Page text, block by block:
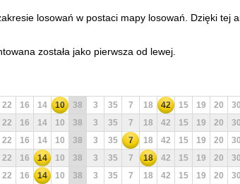
losowań w postaci mapy losowań. Dzięki tej
została jako pierwsza od lewej.
22 16 14 10 38 3 35 7 18 42 15 19 20 30
22 16 14 10 38 3 35 7 18 42 15 19 20 30
22 16 14 10 38 3 35 7 18 42 15 19 20 30
22 16 14 10 38 3 35 7 18 42 15 19 20 30
22 16 14 10 38 3 35 7 18 42 15 19 20 30